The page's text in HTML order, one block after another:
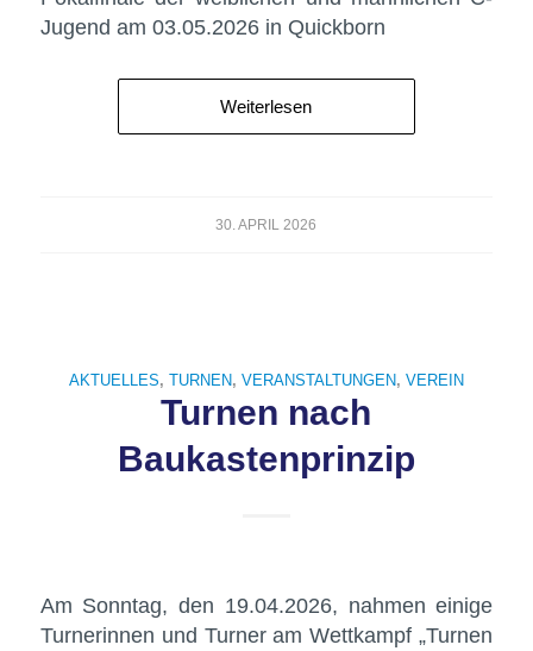
Jugend am 03.05.2026 in Quickborn
Weiterlesen
30. APRIL 2026
AKTUELLES, TURNEN, VERANSTALTUNGEN, VEREIN
Turnen nach
Baukastenprinzip
Am Sonntag, den 19.04.2026, nahmen einige
Turnerinnen und Turner am Wettkampf „Turnen